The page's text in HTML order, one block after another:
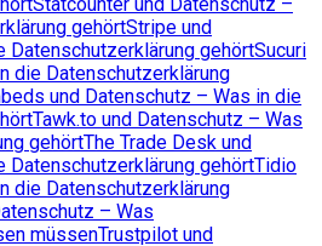
gehörtStripe und
Datenschutzerklärung gehörtSucuri
die Datenschutzerklärung
und Datenschutz – Was in die
Tawk.to und Datenschutz – Was
gehörtThe Trade Desk und
Datenschutzerklärung gehörtTidio
die Datenschutzerklärung
– Was
müssenTrustpilot und